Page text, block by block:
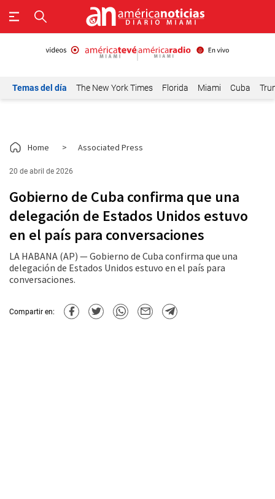
Temas del día The New York Times Florida Miami Cuba
Home > Associated Press
20 de abril de 2026
Gobierno de Cuba confirma que una
delegación de Estados Unidos estuvo
en el país para conversaciones
LA HABANA (AP) — Gobierno de Cuba confirma que una
delegación de Estados Unidos estuvo en el país para
conversaciones.
Compartir en: